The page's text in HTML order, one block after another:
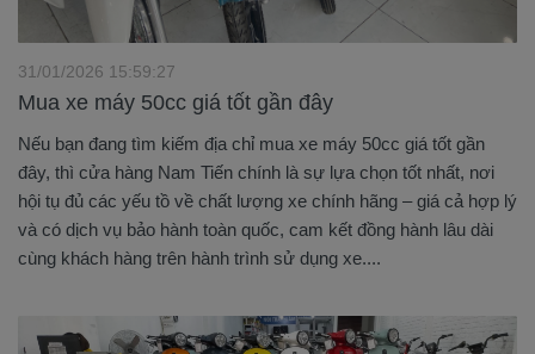
Mua xe máy 50cc giá tốt gần đây
31/01/2026 15:59:27
Nếu bạn đang tìm kiếm địa chỉ mua xe máy 50cc giá tốt gần
đây, thì cửa hàng Nam Tiến chính là sự lựa chọn tốt nhất, nơi
hội tụ đủ các yếu tồ về chất lượng xe chính hãng – giá cả hợp lý
và có dịch vụ bảo hành toàn quốc, cam kết đồng hành lâu dài
cùng khách hàng trên hành trình sử dụng xe....